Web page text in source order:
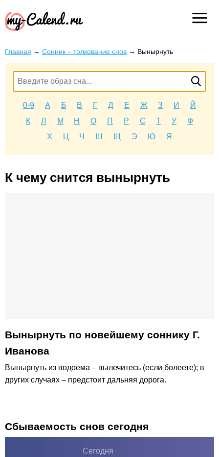
Главная → Сонник – толкование снов → Вынырнуть
0-9 А Б В Г Д Е Ж З И
Й
К
Л М Н О П Р С Т У
Ф
Х
Ц Ч Ш Щ Э Ю Я
К чему снится вынырнуть
Вынырнуть по новейшему соннику Г.
Иванова
Вынырнуть из водоема – вылечитесь (если болеете); в
других случаях – предстоит дальняя дорога.
Сбываемость снов сегодня
Сегодня